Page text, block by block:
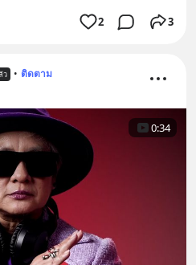
2 3
ว • ติดตาม
0:34